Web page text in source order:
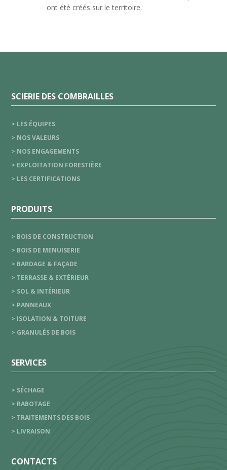
ont été créés sur le territoire.
SCIERIE DES COMBRAILLES
> LES ÉQUIPES
> NOS VALEURS
> NOS ENGAGEMENTS
> EXPLOITATION FORESTIÈRE
> LES CERTIFICATIONS
PRODUITS
> BOIS DE CONSTRUCTION
> BOIS DE MENUISERIE
> BARDAGE & FAÇADE
> TERRASSE & EXTÉRIEUR
> SOL & INTÉRIEUR
> PANNEAUX
> ISOLATION & TOITURE
> GRANULÉS DE BOIS
SERVICES
> SÉCHAGE
> RABOTAGE
> TRAITEMENTS DES BOIS
> LIVRAISON
CONTACTS